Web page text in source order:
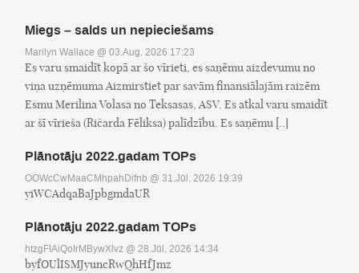
Miegs – salds un nepieciešams
Marilyn Wallace @ 03.Aug, 2026 17:23
Es varu smaidīt kopā ar šo vīrieti, es saņēmu aizdevumu no
viņa uzņēmuma Aizmirstiet par savām finansiālajām raizēm
Esmu Merilina Volasa no Teksasas, ASV. Es atkal varu smaidīt
ar šī vīrieša (Ričarda Fēliksa) palīdzību. Es saņēmu [..]
Plānotāju 2022.gadam TOPs
OOWcCwMaaCMhpahDifnb @ 31.Jūl, 2026 19:39
yiWCAdqaBaJpbgmdaUR
Plānotāju 2022.gadam TOPs
htzgFIAiQoIrMBywXlvz @ 28.Jūl, 2026 14:34
byfOUlISMJyuncRwQhHfJmz